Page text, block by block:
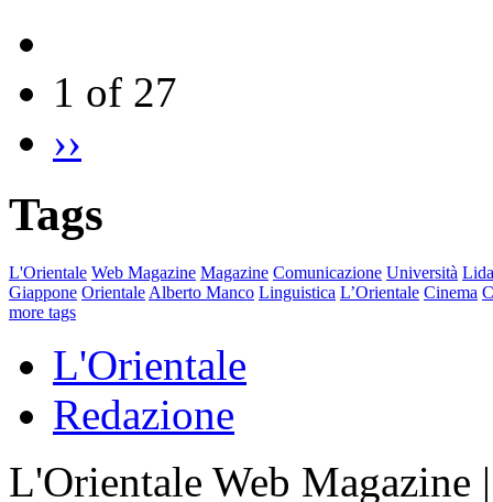
1 of 27
››
Tags
L'Orientale Web Magazine Magazine Comunicazione Università
Giappone Orientale Alberto Manco Linguistica L’Orientale Cinema
more tags
L'Orientale
Redazione
L'Orientale Web Magazine